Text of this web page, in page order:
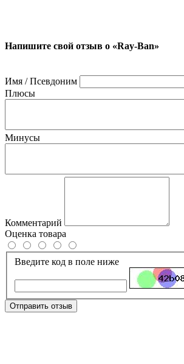
Напишите свой отзыв о «Ray-Ban»
Имя / Псевдоним
Плюсы
Минусы
Комментарий
Оценка товара
Введите код в поле ниже
Отправить отзыв